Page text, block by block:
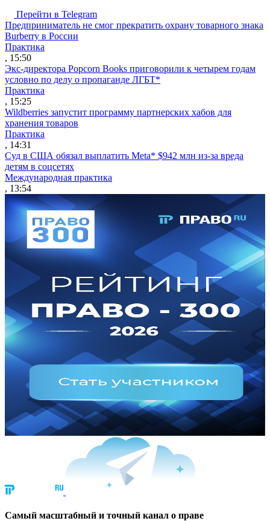
Перейти в Telegram
Предприниматель не смог прекратить охрану товарного знака
Burberry в России
Практика
, 15:50
Экс-директора Popcorn Books приговорили к четырем годам
условно по делу о пропаганде ЛГБТ*
Практика
, 15:25
Wildberries запустит программу партнерских хабов для
хранения товаров
Практика
, 14:31
Суд в США обязал выплатить Meta* $942 млн из-за вреда
детям в соцсетях
Международная практика
, 13:54
Cамый масштабный и точный канал о праве